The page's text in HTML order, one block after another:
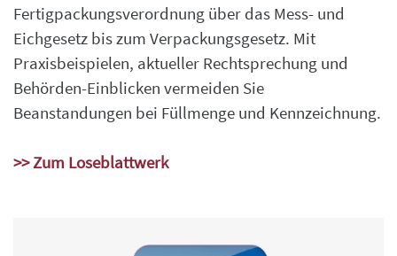
Fertigpackungsverordnung über das Mess- und
Eichgesetz bis zum Verpackungsgesetz. Mit
Praxisbeispielen, aktueller Rechtsprechung und
Behörden-Einblicken vermeiden Sie
Beanstandungen bei Füllmenge und Kennzeichnung.
>> Zum Loseblattwerk